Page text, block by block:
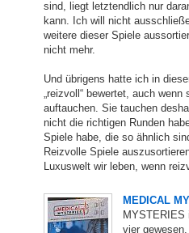
sind, liegt letztendlich nur
kann. Ich will nicht
weitere dieser Spiele
nicht mehr.
Und übrigens hatte ich in
„reizvoll“ bewertet, auch
auftauchen. Sie tauchen
nicht die richtigen Runden
Spiele habe, die so ähnlich
Reizvolle Spiele
Luxuswelt wir leben, wenn
MEDICAL
MYSTERIES
vier